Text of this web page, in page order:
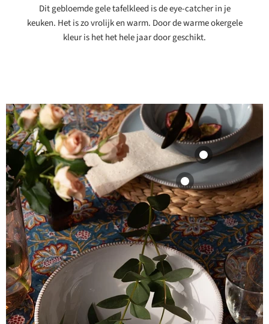
Bekijk product
Dit gebloemde gele tafelkleed is de eye-catcher in je
keuken. Het is zo vrolijk en warm. Door de warme okergele
kleur is het het hele jaar door geschikt.
Product
19,99
Bekijk product
Saladekom
Pizzolato Powder
Blue 24cm
Enza Fasano
62,95
Bekijk product